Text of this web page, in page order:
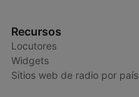
Recursos
Locutores
Widgets
Sitios web de radio por país